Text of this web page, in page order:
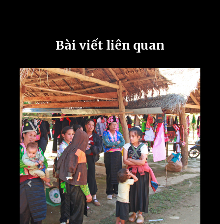
Bài viết liên quan